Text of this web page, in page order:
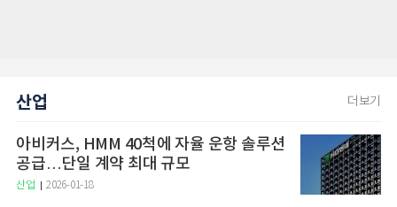
산업 더보기
아비커스, HMM 40척에 자율 운항 솔루션
공급…단일 계약 최대 규모
산업 2026-01-18